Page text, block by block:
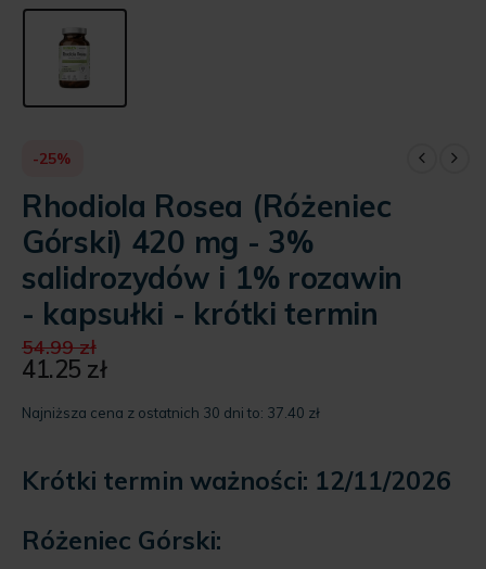
-25%
Rhodiola Rosea (Różeniec
Górski) 420 mg - 3%
salidrozydów i 1% rozawin
- kapsułki - krótki termin
54.99zł
cena
54.99 zł.
41.25 zł
cena
41.25 zł.
Najniższa cena z ostatnich 30 dni to: 37.40 zł
Krótki termin ważności: 12/11/2026
Różeniec Górski: